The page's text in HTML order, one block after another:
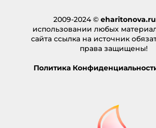
2009-2024 © eharitonova.ru
использовании любых
сайта ссылка на источник
права защищены!
Политика